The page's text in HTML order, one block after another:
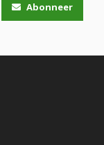
Abonneer